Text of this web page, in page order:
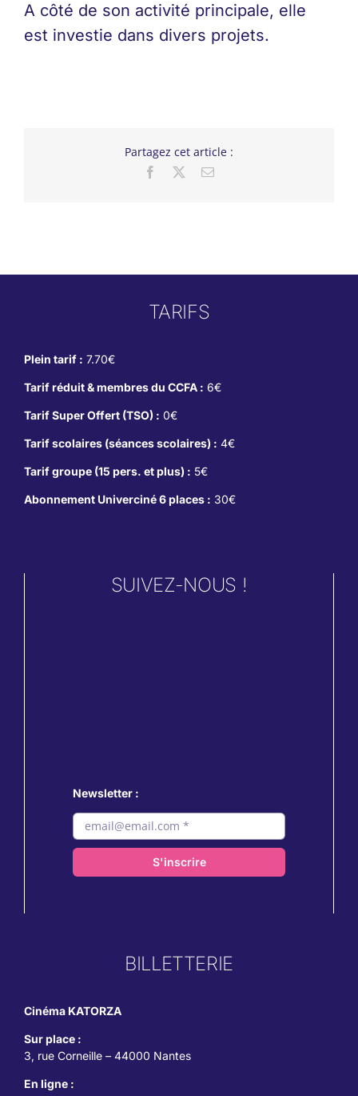
A côté de son activité principale, elle
est investie dans divers projets.
Partagez cet article :
Facebook Email
TARIFS
Plein tarif : 7.70€
Tarif réduit & membres du CCFA : 6€
Tarif Super Offert (TSO) : 0€
Tarif scolaires (séances scolaires) : 4€
Tarif groupe (15 pers. et plus) : 5€
Abonnement Univerciné 6 places : 30€
SUIVEZ-NOUS !
Newsletter :
S'inscrire
BILLETTERIE
Cinéma KATORZA
Sur place :
3, rue Corneille – 44000 Nantes
En ligne :